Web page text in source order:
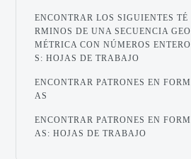
ENCONTRAR LOS SIGUIENTES TÉ
RMINOS DE UNA SECUENCIA GEO
MÉTRICA CON NÚMEROS ENTERO
S: HOJAS DE TRABAJO
ENCONTRAR PATRONES EN FORM
AS
ENCONTRAR PATRONES EN FORM
AS: HOJAS DE TRABAJO